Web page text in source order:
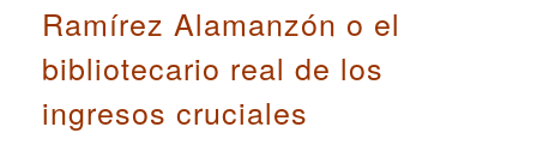
sus
Álvarez
Navarro:
la
por
Ramírez Alamanzón o el
bibliotecario real de los
ingresos cruciales